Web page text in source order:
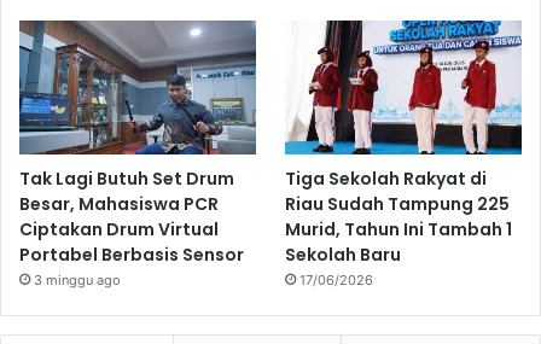
Tak Lagi Butuh Set Drum
Besar, Mahasiswa PCR
Ciptakan Drum Virtual
Portabel Berbasis Sensor
3 minggu ago
Tiga Sekolah Rakyat di
Riau Sudah Tampung 225
Murid, Tahun Ini Tambah 1
Sekolah Baru
17/06/2026